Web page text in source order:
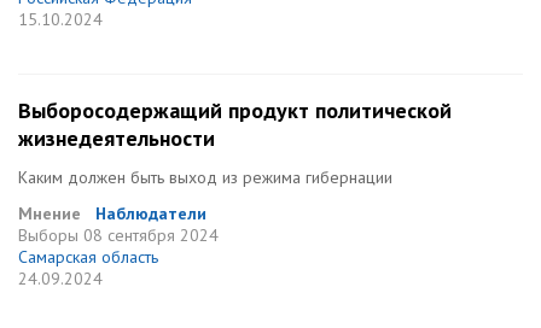
15.10.2024
Выборосодержащий продукт политической
жизнедеятельности
Каким должен быть выход из режима гибернации
Мнение
Наблюдатели
Выборы 08 сентября 2024
Самарская область
24.09.2024